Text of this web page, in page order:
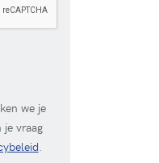
we je
je vraag
.